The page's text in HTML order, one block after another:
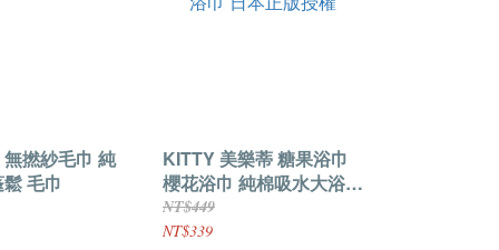
撚紗毛巾 純
毛巾
KITTY 美樂蒂 糖果浴巾
櫻花浴巾 純棉吸水大浴巾
日本正版授權
NT$449
NT$339